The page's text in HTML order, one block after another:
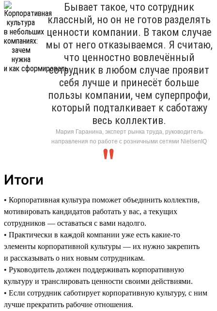
Бывает такое, что сотрудник
классный, но он не готов разделять
ценности компании. В таком случае
мы от него отказываемся. Я считаю,
что ценностно вовлечённый
сотрудник в любом случае проявит
себя лучше и принесёт больше
пользы компании, чем суперпрофи,
который подталкивает к саботажу
весь коллектив.
Мария Гаранина, эксперт рынка труда, руководитель
направления по работе с розничными сетями NielsenIQ
Итоги
• Корпоративная культура поможет объединить коллектив,
мотивировать кандидатов работать у вас, а текущих
сотрудников — оставаться с вами надолго.
• Практически в каждой компании уже есть какие-то
элементы корпоративной культуры — их нужно закрепить
и рассказывать о них новым сотрудникам.
• Руководитель должен поддерживать корпоративную
культуру и транслировать ценности своими действиями.
• Если сотрудник саботирует корпоративную культуру, с ним
лучше прекратить рабочие отношения.